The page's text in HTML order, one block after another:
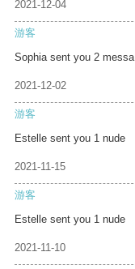
2021-12-04
游客
Sophia sent you 2 messa
2021-12-02
游客
Estelle sent you 1 nude
2021-11-15
游客
Estelle sent you 1 nude
2021-11-10